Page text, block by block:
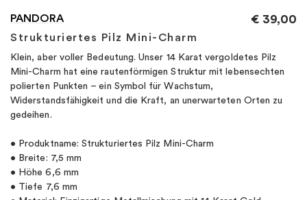
PANDORA
Strukturiertes Pilz Mini-Charm
€ 39,00
Klein, aber voller Bedeutung. Unser 14 Karat vergoldetes Pilz
Mini-Charm hat eine rautenförmigen Struktur mit lebensechten
polierten Punkten – ein Symbol für Wachstum,
Widerstandsfähigkeit und die Kraft, an unerwarteten Orten zu
gedeihen.
• Produktname: Strukturiertes Pilz Mini-Charm
• Breite: 7,5 mm
• Höhe 6,6 mm
• Tiefe 7,6 mm